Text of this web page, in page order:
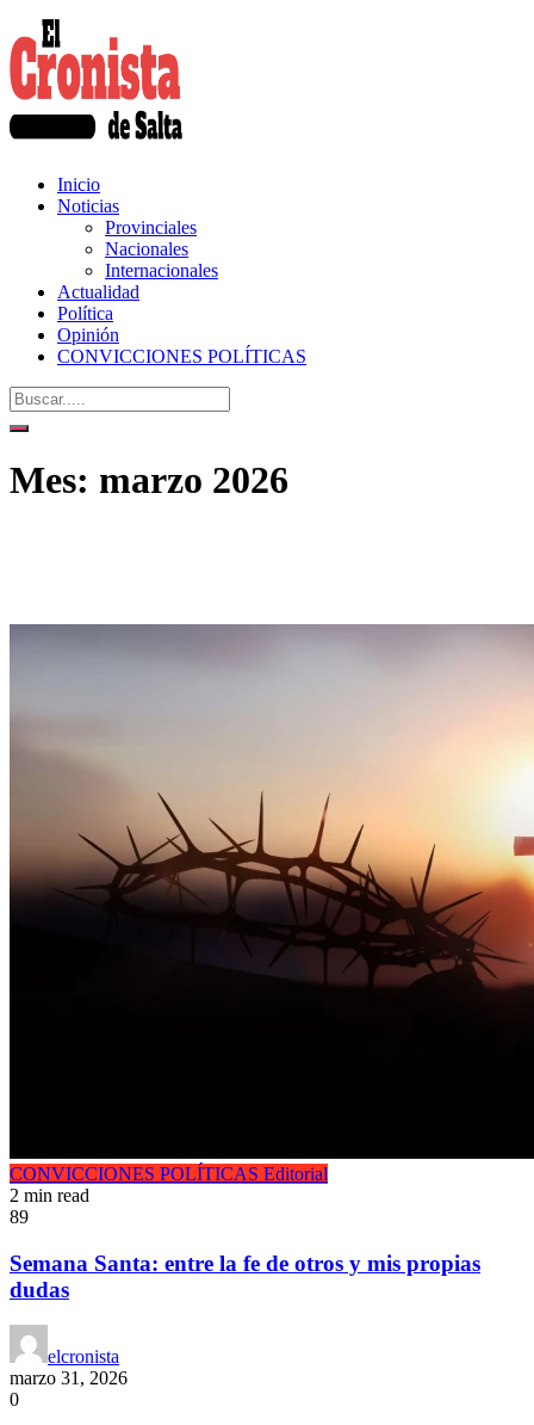
Inicio
Noticias
Provinciales
Nacionales
Internacionales
Actualidad
Política
Opinión
CONVICCIONES POLÍTICAS
Mes: marzo 2026
CONVICCIONES POLÍTICAS Editorial
2 min read
89
Semana Santa: entre la fe de otros y mis propias
dudas
elcronista
marzo 31, 2026
0